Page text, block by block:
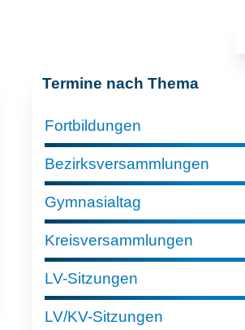
Termine nach Thema
Fortbildungen
Bezirksversammlungen
Gymnasialtag
Kreisversammlungen
LV-Sitzungen
LV/KV-Sitzungen